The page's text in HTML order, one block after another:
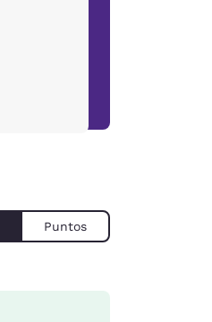
Puntos